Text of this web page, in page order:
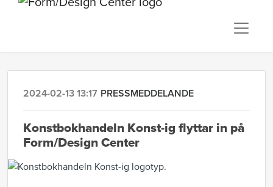
2024-02-13 13:17 PRESSMEDDELANDE
Konstbokhandeln Konst-ig flyttar in på
Form/Design Center